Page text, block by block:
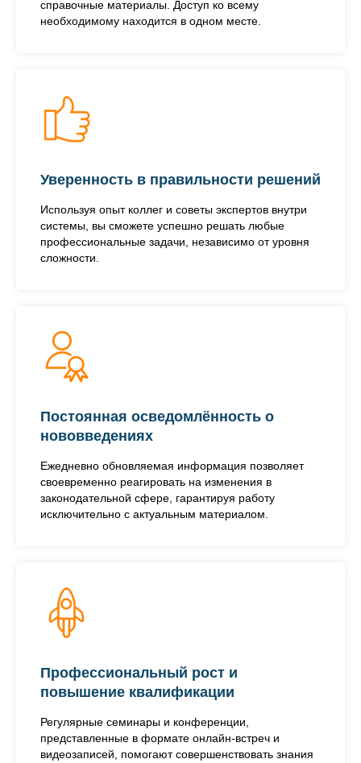
справочные материалы. Доступ ко всему
необходимому находится в одном месте.
Уверенность в правильности решений
Используя опыт коллег и советы экспертов внутри
системы, вы сможете успешно решать любые
профессиональные задачи, независимо от уровня
сложности.
Постоянная осведомлённость о
нововведениях
Ежедневно обновляемая информация позволяет
своевременно реагировать на изменения в
законодательной сфере, гарантируя работу
исключительно с актуальным материалом.
Профессиональный рост и
повышение квалификации
Регулярные семинары и конференции,
представленные в формате онлайн-встреч и
видеозаписей, помогают совершенствовать знания